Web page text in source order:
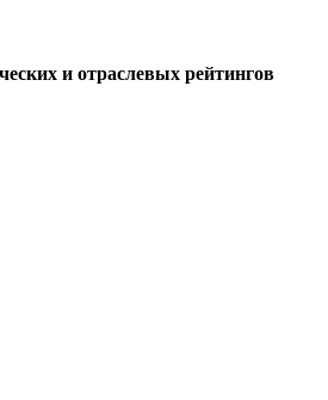
и отраслевых рейтингов